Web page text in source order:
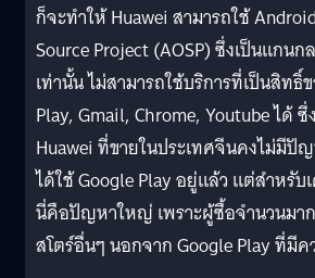
ก็จะทำให้ Huawei สามารถใช้
Source Project (AOSP) ซึ่งเป็นแกน
เท่านั้น ไม่สามารถใช้บริการที่เป็นสิทธิ์
Play, Gmail, Chrome, Youtube ได้
Huawei ที่ขายในประเทศจีนคงไม่มีปั
ได้ใช้ Google Play อยู่แล้ว แต่สำหรับ
นี่คือปัญหาใหญ่ เพราะผู้ซื้อจำนวนมา
สโตร์อื่นๆ นอกจาก Google Play ที่มีค